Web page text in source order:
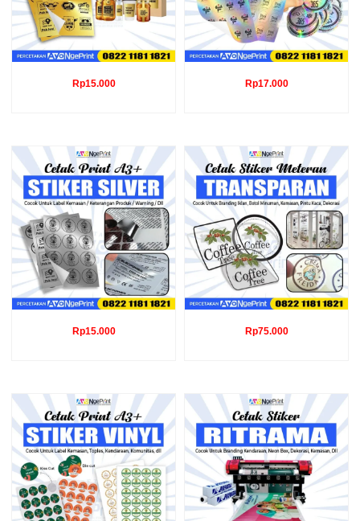
Rp15.000 Rp17.000
Rp15.000 Rp75.000